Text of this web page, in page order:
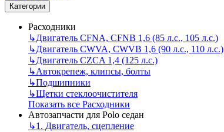
Категории
Расходники
↳Двигатель CFNA, CFNB 1,6 (85 л.с., 105 л.с.)
↳Двигатель CWVA, CWVB 1,6 (90 л.с., 110 л.с.)
↳Двигатель CZCA 1,4 (125 л.с.)
↳Автокрепеж, клипсы, болты
↳Подшипники
↳Щетки стеклоочистителя
Показать все Расходники
Автозапчасти для Polo седан
↳1. Двигатель, сцепление